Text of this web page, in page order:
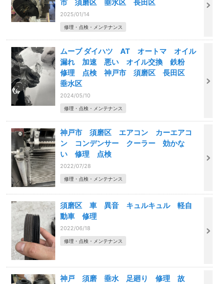
市 須磨区 垂水区 長田区
2025/01/14
修理・点検・メンテナンス
ムーブ ダイハツ AT オートマ オイル
漏れ 加速 悪い オイル交換 鉄粉
修理 点検 神戸市 須磨区 長田区
垂水区
2024/05/10
修理・点検・メンテナンス
神戸市 須磨区 エアコン カーエアコ
ン コンデンサー クーラー 効かな
い 修理 点検
2022/07/28
修理・点検・メンテナンス
須磨区 車 異音 キュルキュル 軽自
動車 修理
2022/06/18
修理・点検・メンテナンス
神戸 須磨 垂水 足廻り 修理 故